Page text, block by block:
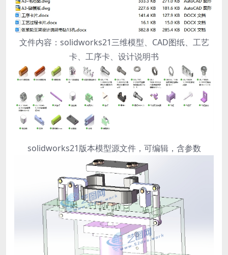
文件内容：solidworks21三维模型、CAD图纸、工艺
卡、工序卡、设计说明书
solidworks21版本模型源文件，可编辑，含参数